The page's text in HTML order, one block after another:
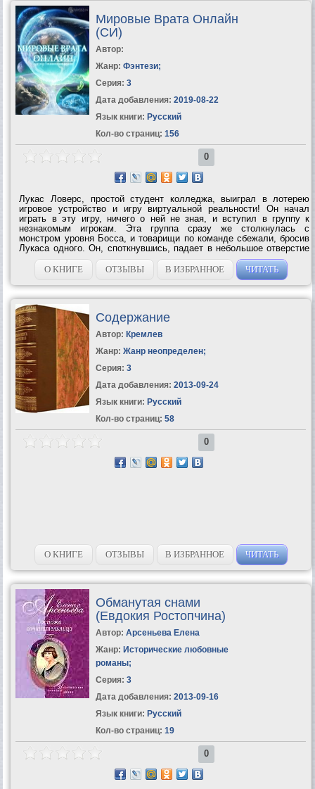
Мировые Врата Онлайн
(СИ)
Автор:
Жанр: Фэнтези;
Серия: 3
Дата добавления: 2019-08-22
Язык книги: Русский
Кол-во страниц: 156
0
Лукас Ловерс, простой студент колледжа, выиграл в лотерею
игровое устройство и игру виртуальной реальности! Он начал
играть в эту игру, ничего о ней не зная, и вступил в группу к
незнакомым игрокам. Эта группа сразу же столкнулась с
монстром уровня Босса, и товарищи по команде сбежали, бросив
Лукаса одного. Он, споткнувшись, падает в небольшое отверстие
и спасается от Босса, однако, умудряется застрять в этой
пещере! Да еще и не...
О КНИГЕ ОТЗЫВЫ В ИЗБРАННОЕ ЧИТАТЬ
Содержание
Автор: Кремлев
Жанр: Жанр неопределен;
Серия: 3
Дата добавления: 2013-09-24
Язык книги: Русский
Кол-во страниц: 58
0
О КНИГЕ ОТЗЫВЫ В ИЗБРАННОЕ ЧИТАТЬ
Обманутая снами
(Евдокия Ростопчина)
Автор: Арсеньева Елена
Жанр: Исторические любовные
романы;
Серия: 3
Дата добавления: 2013-09-16
Язык книги: Русский
Кол-во страниц: 19
0